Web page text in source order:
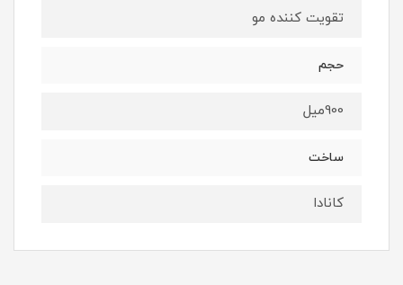
تقویت کننده مو
حجم
900میل
ساخت
کانادا